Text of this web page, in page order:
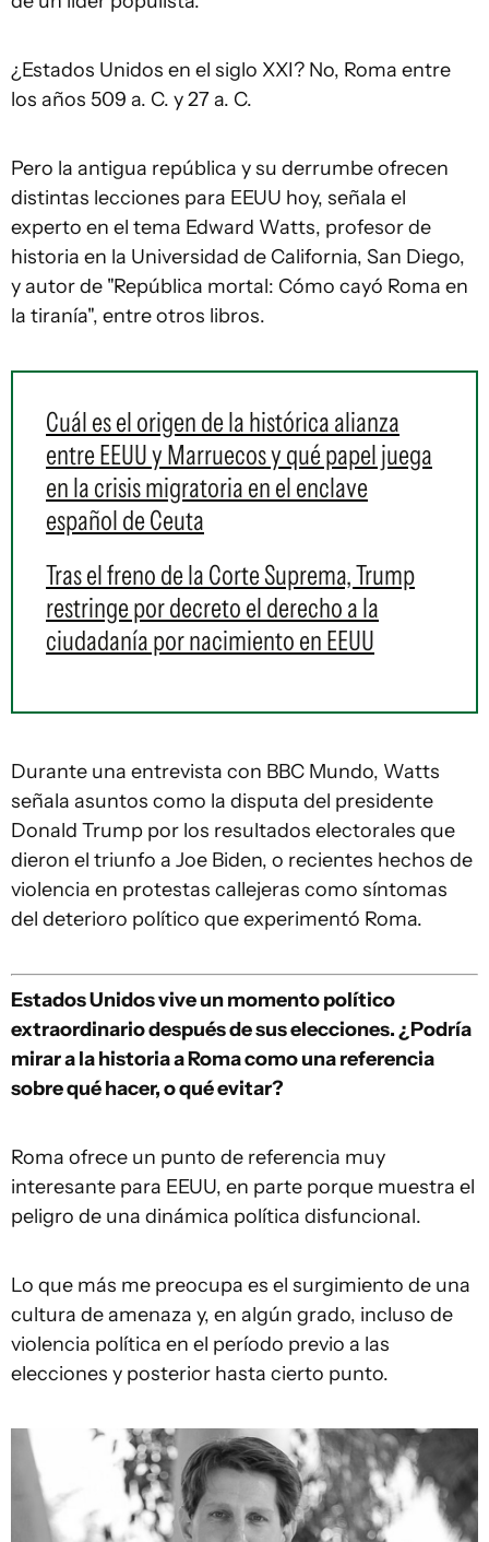
¿Estados Unidos en el siglo XXI? No, Roma entre
los años 509 a. C. y 27 a. C.
Pero la antigua república y su derrumbe ofrecen
distintas lecciones para EEUU hoy, señala el
experto en el tema Edward Watts, profesor de
historia en la Universidad de California, San Diego,
y autor de "República mortal: Cómo cayó Roma en
la tiranía", entre otros libros.
Cuál es el origen de la histórica alianza
entre EEUU y Marruecos y qué papel juega
en la crisis migratoria en el enclave
español de Ceuta
Tras el freno de la Corte Suprema, Trump
restringe por decreto el derecho a la
ciudadanía por nacimiento en EEUU
Durante una entrevista con BBC Mundo, Watts
señala asuntos como la disputa del presidente
Donald Trump por los resultados electorales que
dieron el triunfo a Joe Biden, o recientes hechos de
violencia en protestas callejeras como síntomas
del deterioro político que experimentó Roma.
Estados Unidosvive un momento político
extraordinario después de sus elecciones. ¿Podría
mirar a la historia a Roma como una referencia
sobre qué hacer, o qué evitar?
Roma ofrece un punto de referencia muy
interesante para EEUU, en parte porque muestra el
peligro de una dinámica política disfuncional.
Lo que más me preocupa es el surgimiento de una
cultura de amenaza y, en algún grado, incluso de
violencia política en el período previo a las
elecciones y posterior hasta cierto punto.